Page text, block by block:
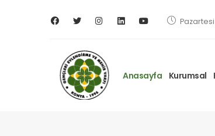
Anasayfa Kurumsal